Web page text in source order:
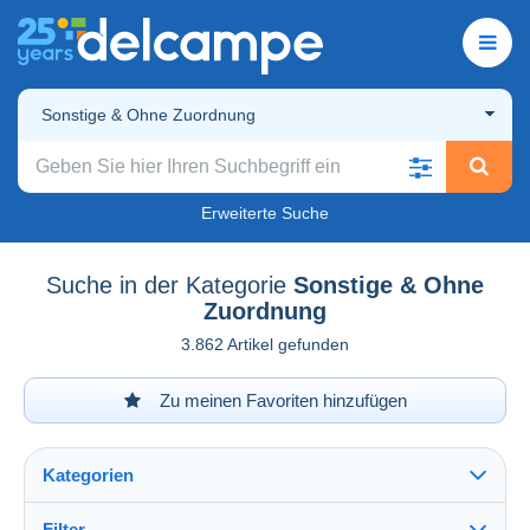
Sonstige & Ohne Zuordnung
Erweiterte Suche
Suche in der Kategorie Sonstige & Ohne
Zuordnung
3.862 Artikel gefunden
Zu meinen Favoriten hinzufügen
Kategorien